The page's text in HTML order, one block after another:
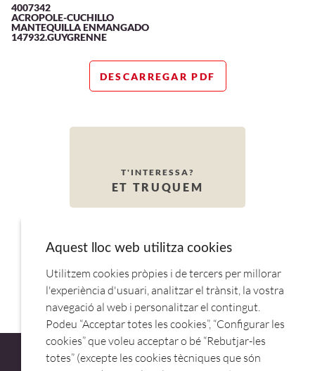
4007342
ACROPOLE-CUCHILLO
MANTEQUILLA ENMANGADO
147932.GUYGRENNE
DESCARREGAR PDF
T'INTERESSA?
ET TRUQUEM
VEURE MÉS NOVETATS
Aquest lloc web utilitza cookies
Utilitzem cookies pròpies i de tercers per millorar
l'experiència d'usuari, analitzar el trànsit, la vostra
navegació al web i personalitzar el contingut.
Podeu “Acceptar totes les cookies”, “Configurar les
cookies” que voleu acceptar o bé “Rebutjar-les
totes” (excepte les cookies tècniques que són